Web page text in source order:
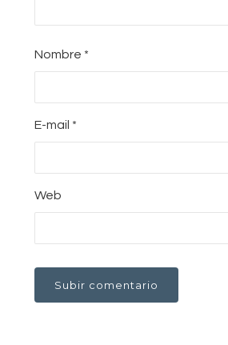
Nombre *
E-mail *
Web